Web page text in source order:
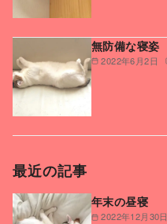
2022年6月2日
無防備な寝姿
最近の記事
2022年12月30日
年末の昼寝